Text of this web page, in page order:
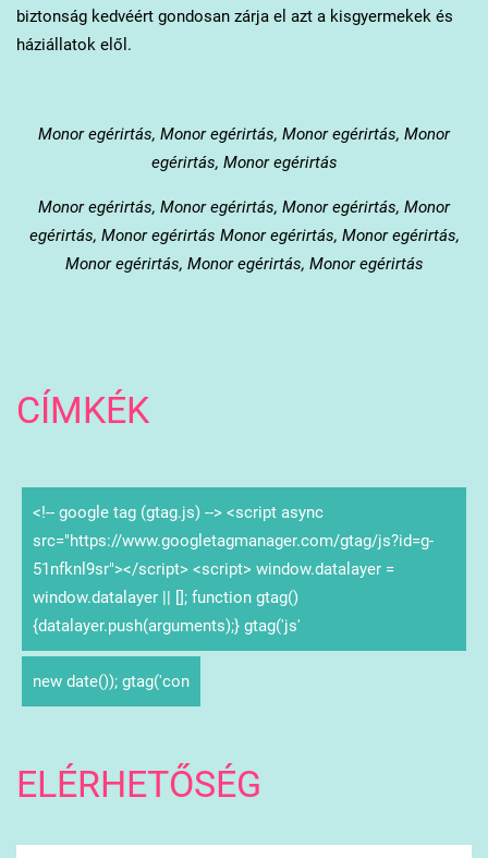
biztonság kedvéért gondosan zárja el azt a kisgyermekek és
háziállatok elől.
Monoregérirtás, Monor egérirtás, Monor egérirtás, Monor
egérirtás, Monor egérirtás
Monoregérirtás, Monor egérirtás, Monor egérirtás, Monor
egérirtás, Monor egérirtás Monor egérirtás, Monor egérirtás,
Monor egérirtás, Monor egérirtás, Monor egérirtás
CÍMKÉK
<!-- google tag (gtag.js) --> <script async
src="https://www.googletagmanager.com/gtag/js?id=g-
51nfknl9sr"></script> <script> window.datalayer =
window.datalayer || []; function gtag()
{datalayer.push(arguments);} gtag('js'
new date()); gtag('con
ELÉRHETŐSÉG